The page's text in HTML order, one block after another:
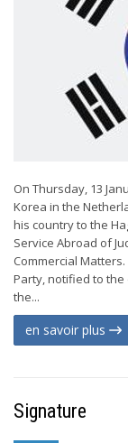
On Thursday, 13
Korea in the
his country to the
Service Abroad of
Commercial
Party, notified to
the...
en savoir plus
Signature